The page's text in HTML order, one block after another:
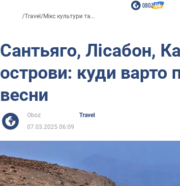
/Travel /Мікс культури та...
Сантьяго, Лісабон,
острови: куди варто
весни
Oboz
Travel
07.03.2025 06:09